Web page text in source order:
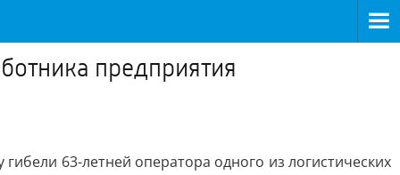
предприятия
63-летней оператора одного из логистических